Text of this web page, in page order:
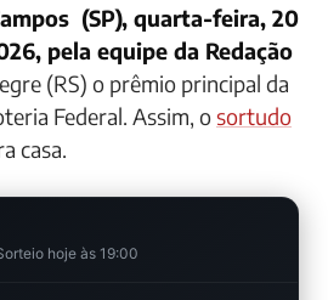
pela equipe da Redação
(RS) o prêmio principal da
Federal. Assim, osortudo
casa.
hoje às 19:00